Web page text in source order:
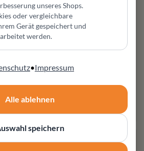
Möbeln und modernen
Material, Pflege, Maßwirkung und
in Olpe
für hochwertige Designmöbel und
unseres Shops.
oder vergleichbare
Gerät gespeichert und
werden.
•Impressum
Alle ablehnen
speichern